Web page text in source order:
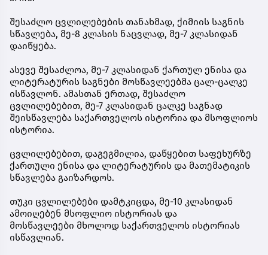
შესაძლო ცვლილებების თანახმად, ქიმიის საგნის
სწავლება, მე-8 კლასის ნაცვლად, მე-7 კლასიდან
დაიწყება.
ასევე შესაძლოა, მე-7 კლასიდან ქართულ ენისა და
ლიტერატურის საგნები მოსწავლეებმა ცალ-ცალკე
ისწავლონ. ამასთან ერთად, შესაძლო
ცვლილებებით, მე-7 კლასიდან ცალკე საგნად
შეისწავლება საქართველოს ისტორია და მსოფლიოს
ისტორია.
ცვლილებებით, დაგეგმილია, დაწყებით საფეხურზე
ქართული ენისა და ლიტერატურის და მათემატიკის
სწავლება გაიზარდოს.
თუკი ცვლილებები დამტკიცდა, მე-10 კლასიდან
ამოიღებენ მსოფლიო ისტორიას და
მოსწავლეები მხოლოდ საქართველოს ისტორიას
ისწავლიან.